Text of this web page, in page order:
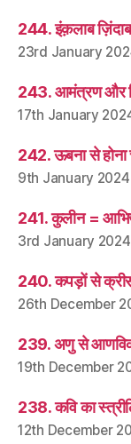
244. इंक़लाब
23rd January
243. आमंत्रण और
17th January
242. ऊबना से होना
9th January 2024
241. कुलीन =
3rd January 2024
240. कपड़ों से क्रीस
26th December
239. अणु से
19th December
238. कवि का
12th December